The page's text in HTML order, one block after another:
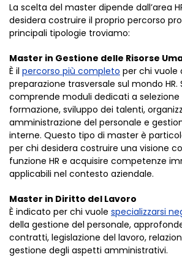
La scelta del master dipende dall’area
desidera costruire il proprio percorso
principali tipologie troviamo:
Master in Gestione delle Risorse
È il percorso più completo per chi vuole
preparazione trasversale sul mondo
comprende moduli dedicati a selezione
formazione, sviluppo dei talenti,
amministrazione del personale e
interne. Questo tipo di master è
per chi desidera costruire una visione
funzione HR e acquisire competenze
applicabili nel contesto aziendale.
Master in Diritto del Lavoro
È indicato per chi vuole specializzarsi
della gestione del personale,
contratti, legislazione del lavoro,
gestione degli aspetti amministrativi.